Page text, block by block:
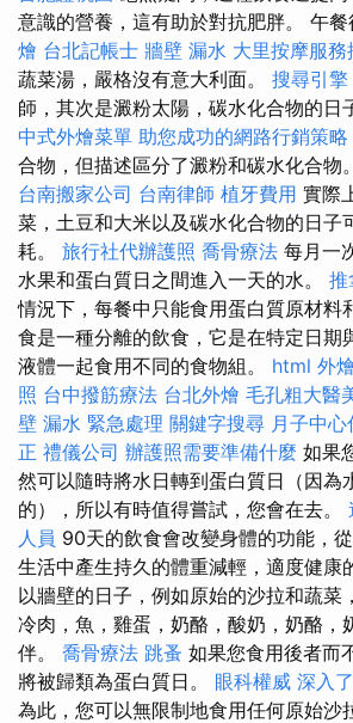
意識的營養，這有助於對抗肥胖。 午
燴 台北記帳士 牆壁 漏水 大里按摩服務
蔬菜湯，嚴格沒有意大利面。 搜尋引擎
師，其次是澱粉太陽，碳水化合物的日
中式外燴菜單 助您成功的網路行銷策略
合物，但描述區分了澱粉和碳水化合物
台南搬家公司 台南律師 植牙費用 實際
菜，土豆和大米以及碳水化合物的日子
耗。 旅行社代辦護照 喬骨療法 每月一
水果和蛋白質日之間進入一天的水。 推
情況下，每餐中只能食用蛋白質原材料
食是一種分離的飲食，它是在特定日期
液體一起食用不同的食物組。 html 外
照 台中撥筋療法 台北外燴 毛孔粗大醫
壁 漏水 緊急處理 關鍵字搜尋 月子中心
正 禮儀公司 辦護照需要準備什麼 如果
然可以隨時將水日轉到蛋白質日（因為
的），所以有時值得嘗試，您會在去。
人員 90天的飲食會改變身體的功能，
生活中產生持久的體重減輕，適度健康
以牆壁的日子，例如原始的沙拉和蔬菜
冷肉，魚，雞蛋，奶酪，酸奶，奶酪，
伴。 喬骨療法 跳蚤 如果您食用後者而
將被歸類為蛋白質日。 眼科權威 深入
為此，您可以無限制地食用任何原始沙